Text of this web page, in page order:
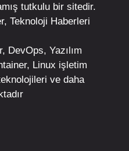
tutkulu bir sitedir.
Teknoloji Haberleri
DevOps, Yazılım
, Linux işletim
ve daha